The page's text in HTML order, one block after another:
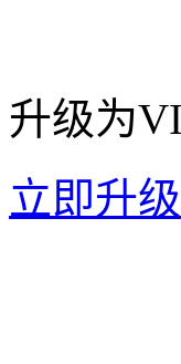
升级为
立即升级